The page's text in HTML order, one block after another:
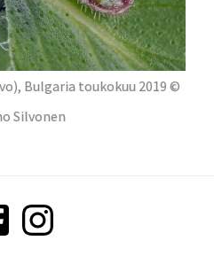
Bulgaria toukokuu 2019 ©
Silvonen